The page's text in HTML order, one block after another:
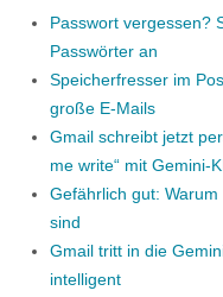
Passwort vergessen?
Passwörter an
Speicherfresser im
große E-Mails
Gmail schreibt jetzt
me write“ mit Gemini-
Gefährlich gut:
sind
Gmail tritt in die
intelligent